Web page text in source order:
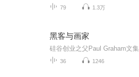
79 1.3万
黑客与画家
硅谷创业之父Paul Graham文集
36 1246